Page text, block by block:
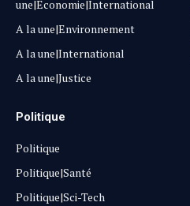
une|Economie|International
A la une|Environnement
A la une|International
A la une|Justice
Politique
Politique
Politique|Santé
Politique|Sci-Tech